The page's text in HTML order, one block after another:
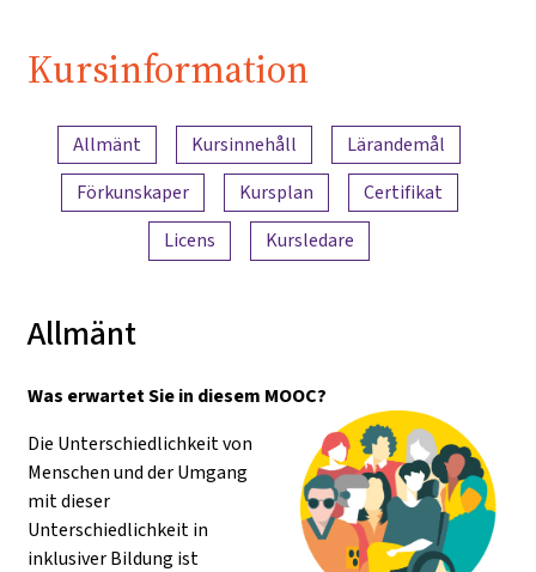
Pädagogik"
Kursinformation
Innehållsöversikt
Allmänt Kursinnehåll
Lärandemål
Förkunskaper
Kursplan
Certifikat
Licens
Kursledare
Allmänt
Was erwartet Sie in diesem MOOC?
Die Unterschiedlichkeit von
Menschen und der Umgang
mit dieser
Unterschiedlichkeit in
inklusiver Bildung ist